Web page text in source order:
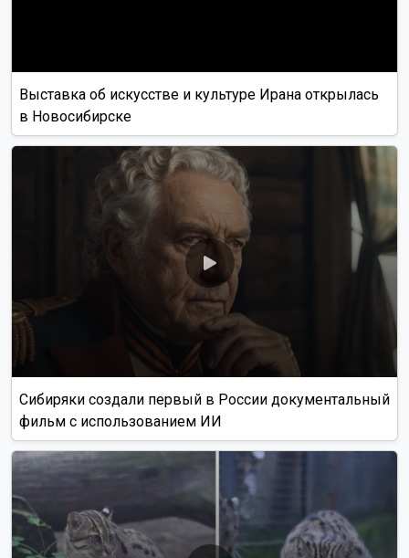
Выставка об искусстве и культуре Ирана открылась
в Новосибирске
Сибиряки создали первый в России документальный
фильм с использованием ИИ